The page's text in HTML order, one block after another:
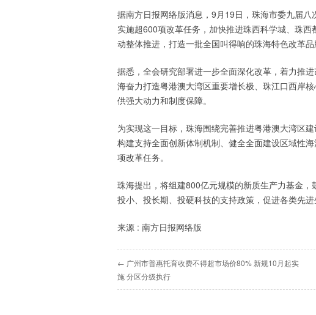
据南方日报网络版消息，9月19日，珠海市委九届
实施超600项改革任务，加快推进珠西科学城、珠
动整体推进，打造一批全国叫得响的珠海特色改革品
据悉，全会研究部署进一步全面深化改革，着力推
海奋力打造粤港澳大湾区重要增长极、珠江口西岸
供强大动力和制度保障。
为实现这一目标，珠海围绕完善推进粤港澳大湾区
构建支持全面创新体制机制、健全全面建设区域性
项改革任务。
珠海提出，将组建800亿元规模的新质生产力基金，
投小、投长期、投硬科技的支持政策，促进各类先进
来源 : 南方日报网络版
← 广州市普惠托育收费不得超市场价80% 新规10月起实
施 分区分级执行